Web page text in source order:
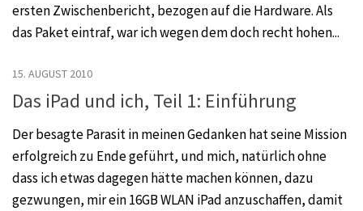
ersten Zwischenbericht, bezogen auf die Hardware. Als
das Paket eintraf, war ich wegen dem doch recht hohen...
15. AUGUST 2010
Das iPad und ich, Teil 1: Einführung
Der besagte Parasit in meinen Gedanken hat seine Mission
erfolgreich zu Ende geführt, und mich, natürlich ohne
dass ich etwas dagegen hätte machen können, dazu
gezwungen, mir ein 16GB WLAN iPad anzuschaffen, damit